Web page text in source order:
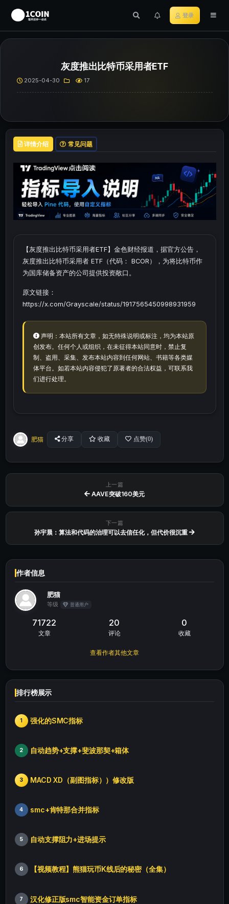
登录
灰度推出比特币采用者ETF
2025-04-30 17
详情介绍 常见问题
【灰度推出比特币采用者ETF】金色财经报道，据官方公告，
灰度推出比特币采用者 ETF（代码： BCOR），为将比特币作
为国库储备资产的公司提供投资敞口。
原文链接：
https://x.com/Grayscale/status/1917565450998931959
声明：本站所有文章，如无特殊说明或标注，均为本站原
创发布。任何个人或组织，在未征得本站同意时，禁止复
制、盗用、采集、发布本站内容到任何网站、书籍等各类媒
体平台。如若本站内容侵犯了原著者的合法权益，可联系我
们进行处理。
肥猫 分享 收藏 点赞(0)
上一篇
AAVE突破160美元
下一篇
孙宇晨：算法和代码的治理可以去信任化，但代价很沉重
作者信息
肥猫
等级 普通用户
71722
文章
20
评论
0
收藏
查看作者其他文章
排行榜展示
1 强化的SMC指标
2 自动趋势+支撑+斐波那契+箱体
3 MACD XD（副图指标））修改版
4 smc+肯特那合并指标
5 自动支撑阻力+进场提示
6 【视频教程】熊猫玩币K线后的秘密（全集）
7 汉化修正版smc智能资金订单指标